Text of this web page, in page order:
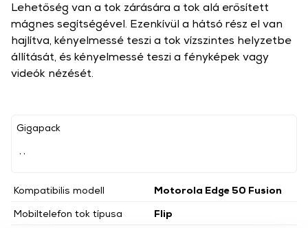
Gigapack
Kompatibilis modell
Motorola Edge 50 Fusion
Mobiltelefon tok típusa
Flip
Lehetőség van a tok zárására a tok alá erősített
mágnes segítségével. Ezenkívül a hátsó rész el van
hajlítva, kényelmessé teszi a tok vízszintes helyzetbe
állítását, és kényelmessé teszi a fényképek vagy
videók nézését.